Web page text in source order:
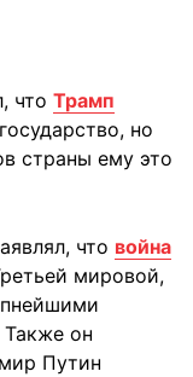
что Трамп
но
страны ему это
что война
мировой,
он
Путин